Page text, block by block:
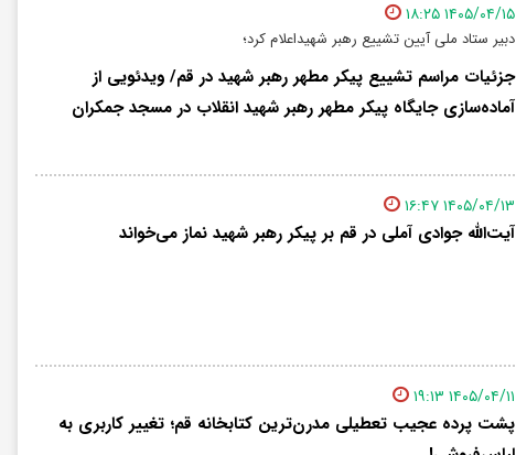
۱۴۰۵/۰۴/۱۵ ۱۸:۲۵
دبیر ستاد ملی آیین تشییع رهبر شهیداعلام کرد؛
جزئیات مراسم تشییع پیکر مطهر رهبر شهید در قم/ ویدئویی از
آماده‌سازی جایگاه پیکر مطهر رهبر شهید انقلاب در مسجد جمکران
۱۴۰۵/۰۴/۱۳ ۱۶:۴۷
آیت‌الله جوادی آملی در قم بر پیکر رهبر شهید نماز می‌خواند
۱۴۰۵/۰۴/۱۱ ۱۹:۱۳
پشت پرده عجیب تعطیلی مدرن‌ترین کتابخانه قم؛ تغییر کاربری به